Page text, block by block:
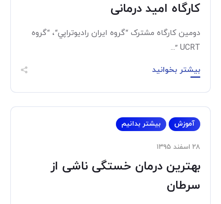
کارگاه امید درمانی
دومين كارگاه مشترک “گروه ايران راديوتراپي“، “گروه
UCRT ”...
بیشتر بخوانید
آموزش بیشتر بدانیم
۲۸ اسفند ۱۳۹۵
بهترین درمان خستگی ناشی از
سرطان